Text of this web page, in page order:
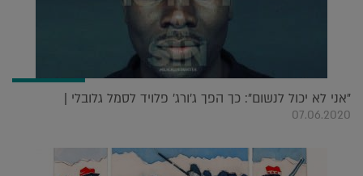
"אני לא יכול לנשום": כך הפך ג'ורג' פלויד לסמל גלובלי |
07.06.2020